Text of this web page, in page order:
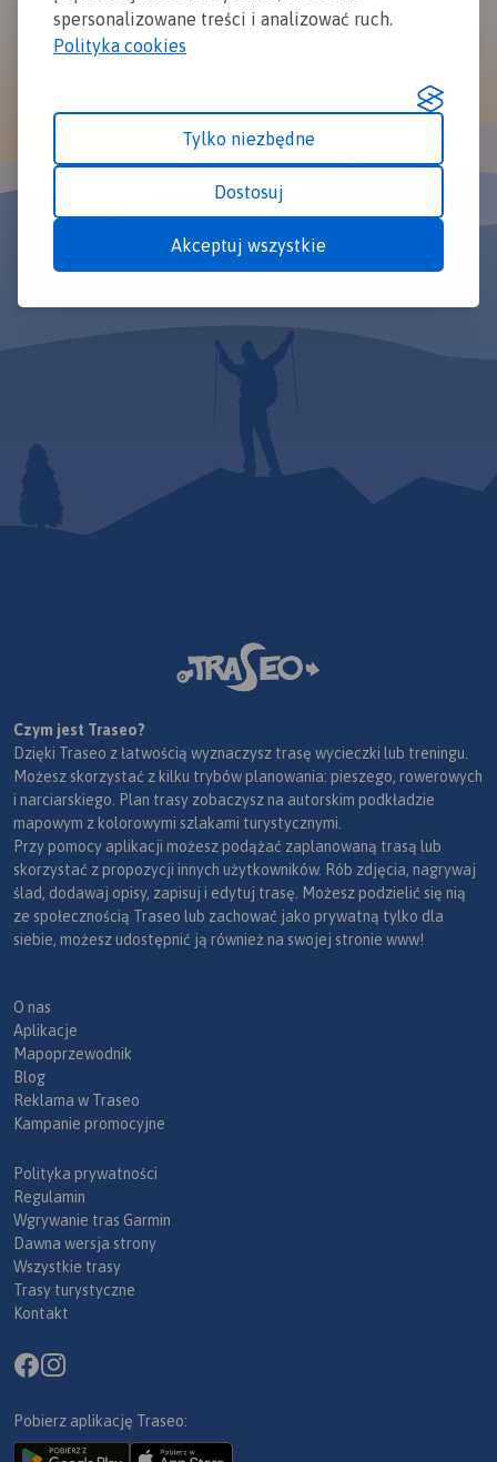
spersonalizowane treści i analizować ruch.
Polityka cookies
Tylko niezbędne
Dostosuj
Akceptuj wszystkie
Czym jest Traseo?
Dzięki Traseo z łatwością wyznaczysz trasę wycieczki lub treningu.
Możesz skorzystać z kilku trybów planowania: pieszego, rowerowych
i narciarskiego. Plan trasy zobaczysz na autorskim podkładzie
mapowym z kolorowymi szlakami turystycznymi.
Przy pomocy aplikacji możesz podążać zaplanowaną trasą lub
skorzystać z propozycji innych użytkowników. Rób zdjęcia, nagrywaj
ślad, dodawaj opisy, zapisuj i edytuj trasę. Możesz podzielić się nią
ze społecznością Traseo lub zachować jako prywatną tylko dla
siebie, możesz udostępnić ją również na swojej stronie www!
O nas
Aplikacje
Mapoprzewodnik
Blog
Reklama w Traseo
Kampanie promocyjne
Polityka prywatności
Regulamin
Wgrywanie tras Garmin
Dawna wersja strony
Wszystkie trasy
Trasy turystyczne
Kontakt
Pobierz aplikację Traseo: